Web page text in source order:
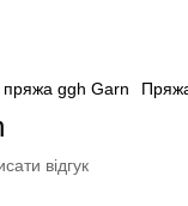
ggh Garn
відгук